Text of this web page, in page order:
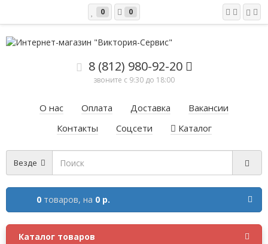
0 0
8 (812) 980-92-20
звоните с 9:30 до 18:00
О нас Оплата Доставка
Вакансии
Контакты
Соцсети Каталог
Везде
0 товаров, на 0 р.
Каталог товаров